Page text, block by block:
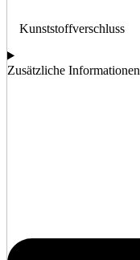
Kunststoffverschluss
Zusätzliche Informationen